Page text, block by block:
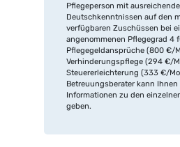
Pflegeperson mit
Deutschkenntnissen auf den
verfügbaren Zuschüssen bei
angenommenen Pflegegrad 4
Pflegegeldansprüche (800 €/
Verhinderungspflege (294 €/
Steuererleichterung (333 €/
Betreuungsberater kann
Informationen zu den
geben.